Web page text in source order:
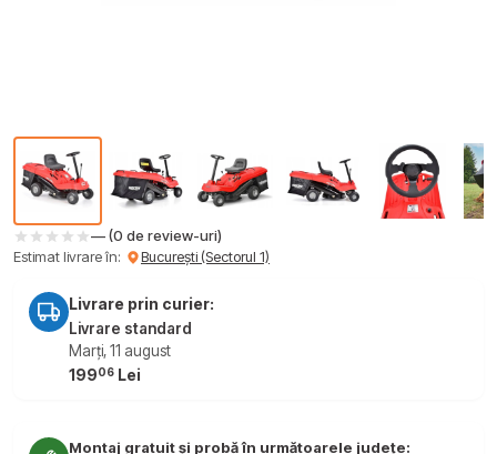
— (0 de review-uri)
Estimat livrare în:
București (Sectorul 1)
Livrare prin curier:
Livrare standard
Marți, 11 august
19906 Lei
Montaj gratuit și probă în următoarele județe: